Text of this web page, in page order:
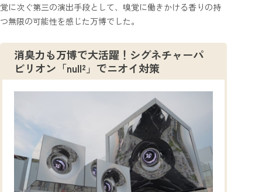
覚に次ぐ第三の演出手段として、嗅覚に働きかける香りの持
つ無限の可能性を感じた万博でした。
消臭力も万博で大活躍！シグネチャーパ
ビリオン「null²」でニオイ対策